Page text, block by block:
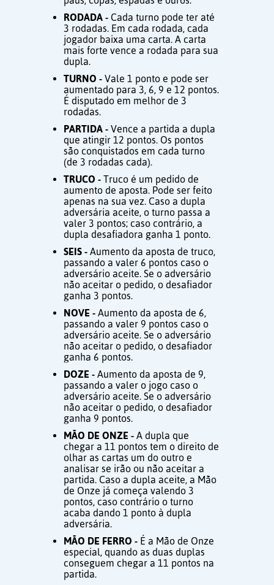
RODADA - Cada turno pode ter até
3 rodadas. Em cada rodada, cada
jogador baixa uma carta. A carta
mais forte vence a rodada para sua
dupla.
TURNO - Vale 1 ponto e pode ser
aumentado para 3, 6, 9 e 12 pontos.
É disputado em melhor de 3
rodadas.
PARTIDA - Vence a partida a dupla
que atingir 12 pontos. Os pontos
são conquistados em cada turno
(de 3 rodadas cada).
TRUCO - Truco é um pedido de
aumento de aposta. Pode ser feito
apenas na sua vez. Caso a dupla
adversária aceite, o turno passa a
valer 3 pontos; caso contrário, a
dupla desafiadora ganha 1 ponto.
SEIS - Aumento da aposta de truco,
passando a valer 6 pontos caso o
adversário aceite. Se o adversário
não aceitar o pedido, o desafiador
ganha 3 pontos.
NOVE - Aumento da aposta de 6,
passando a valer 9 pontos caso o
adversário aceite. Se o adversário
não aceitar o pedido, o desafiador
ganha 6 pontos.
DOZE - Aumento da aposta de 9,
passando a valer o jogo caso o
adversário aceite. Se o adversário
não aceitar o pedido, o desafiador
ganha 9 pontos.
MÃO DE ONZE - A dupla que
chegar a 11 pontos tem o direito de
olhar as cartas um do outro e
analisar se irão ou não aceitar a
partida. Caso a dupla aceite, a Mão
de Onze já começa valendo 3
pontos, caso contrário o turno
acaba dando 1 ponto à dupla
adversária.
MÃO DE FERRO - É a Mão de Onze
especial, quando as duas duplas
conseguem chegar a 11 pontos na
partida.